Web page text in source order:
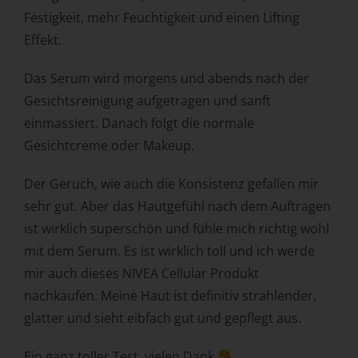
Festigkeit, mehr Feuchtigkeit und einen Lifting
Effekt.
Das Serum wird morgens und abends nach der
Gesichtsreinigung aufgetragen und sanft
einmassiert. Danach folgt die normale
Gesichtcreme oder Makeup.
Der Geruch, wie auch die Konsistenz gefallen mir
sehr gut. Aber das Hautgefühl nach dem Auftragen
ist wirklich superschön und fühle mich richtig wohl
mit dem Serum. Es ist wirklich toll und ich werde
mir auch dieses NIVEA Cellular Produkt
nachkaufen. Meine Haut ist definitiv strahlender,
glatter und sieht eibfach gut und gepflegt aus.
Erfassen, die Organisation, das Ordnen, die Speicherung,
die Anpassung oder Veränderung, das Auslesen, das
Übermittlung, Verbreitung oder eine andere Form der
Bereitstellung, den Abgleich oder die Verknüpfung, die
Einschränkung, das Löschen oder die Vernichtung.
d) Einschränkung der Verarbeitung
gespeicherter personenbezogener Daten mit dem Ziel,
e) Profiling
Profiling ist jede Art der automatisierten Verarbeitung
personenbezogener Daten, die darin besteht, dass diese
personenbezogenen Daten verwendet werden, um
bestimmte persönliche Aspekte, die sich auf eine
natürliche Person beziehen, zu bewerten, insbesondere,